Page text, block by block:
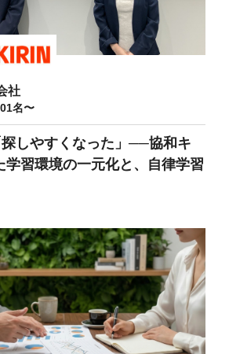
社
名〜
しやすくなった」──協和キ
学習環境の一元化と、自律学習